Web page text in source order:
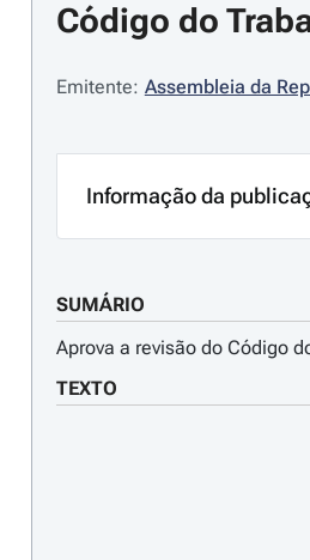
Código do
Emitente: Assembleia da
Informação da
SUMÁRIO
Aprova a revisão do Código
TEXTO